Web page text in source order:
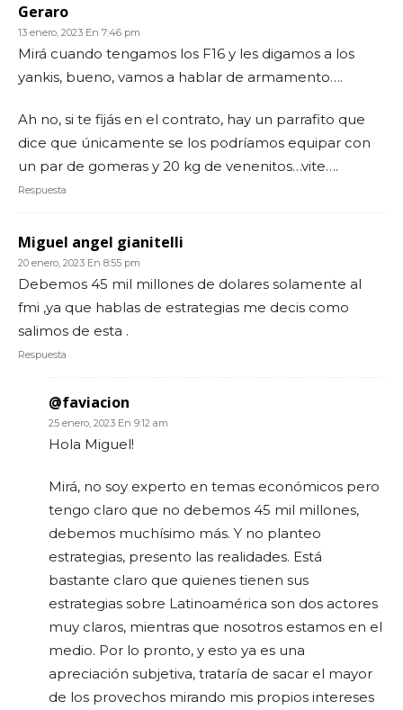
Geraro
13 enero, 2023 En 7:46 pm
Mirá cuando tengamos los F16 y les digamos a los
yankis, bueno, vamos a hablar de armamento….
Ah no, si te fijás en el contrato, hay un parrafito que
dice que únicamente se los podríamos equipar con
un par de gomeras y 20 kg de venenitos…vite….
Respuesta
Miguel angel gianitelli
20 enero, 2023 En 8:55 pm
Debemos 45 mil millones de dolares solamente al
fmi ,ya que hablas de estrategias me decis como
salimos de esta .
Respuesta
@faviacion
25 enero, 2023 En 9:12 am
Hola Miguel!
Mirá, no soy experto en temas económicos pero
tengo claro que no debemos 45 mil millones,
debemos muchísimo más. Y no planteo
estrategias, presento las realidades. Está
bastante claro que quienes tienen sus
estrategias sobre Latinoamérica son dos actores
muy claros, mientras que nosotros estamos en el
medio. Por lo pronto, y esto ya es una
apreciación subjetiva, trataría de sacar el mayor
de los provechos mirando mis propios intereses